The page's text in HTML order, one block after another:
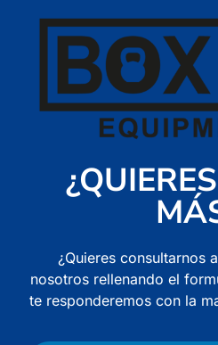
¿Quieres consultarnos
nosotros rellenando el
te responderemos con la